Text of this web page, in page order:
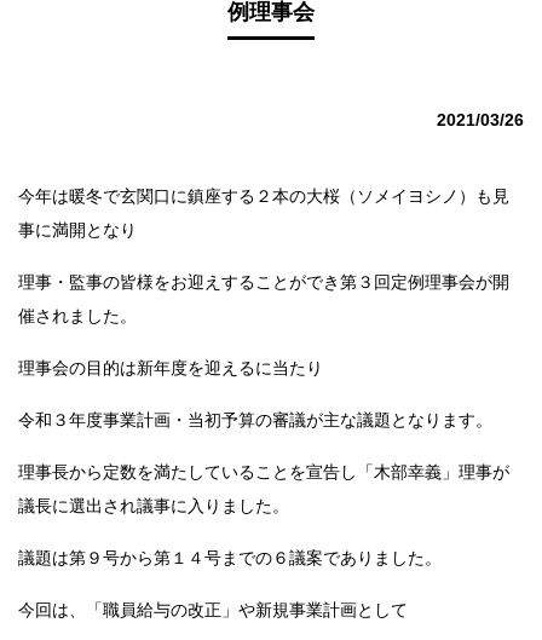
例理事会
2021/03/26
今年は暖冬で玄関口に鎮座する２本の大桜（ソメイヨシノ）も見
事に満開となり
理事・監事の皆様をお迎えすることができ第３回定例理事会が開
催されました。
理事会の目的は新年度を迎えるに当たり
令和３年度事業計画・当初予算の審議が主な議題となります。
理事長から定数を満たしていることを宣告し「木部幸義」理事が
議長に選出され議事に入りました。
議題は第９号から第１４号までの６議案でありました。
今回は、「職員給与の改正」や新規事業計画として